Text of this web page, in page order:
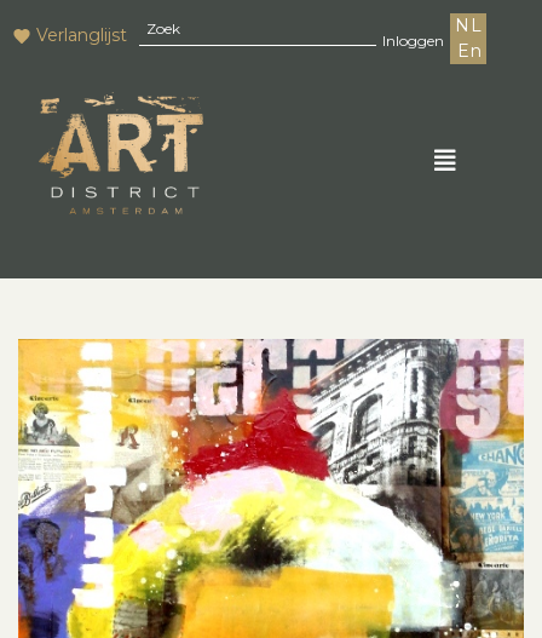
Verlanglijst Inloggen
NL
En